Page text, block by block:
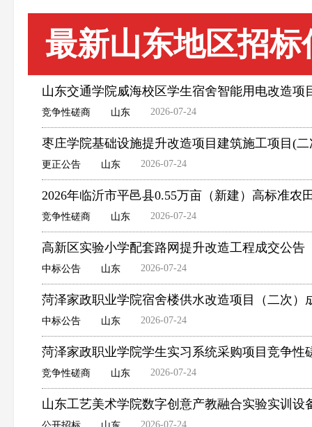
最新山东地区招标
山东交通学院威海校区学生宿舍智能用电改造项
竞争性磋商 山东 2026-07-24
枣庄学院基础设施提升改造项目建筑施工项目(
更正公告 山东 2026-07-24
2026年临沂市平邑县0.55万亩（新建）高标准
竞争性磋商 山东 2026-07-24
高新区实验小学配套路网提升改造工程成交公告
中标公告 山东 2026-07-24
菏泽家政职业学院宿舍楼供水改造项目（二次）
中标公告 山东 2026-07-24
菏泽家政职业学院学生实习系统采购项目竞争性
竞争性磋商 山东 2026-07-24
山东工艺美术学院数字创意产教融合实验实训
2026-07-24